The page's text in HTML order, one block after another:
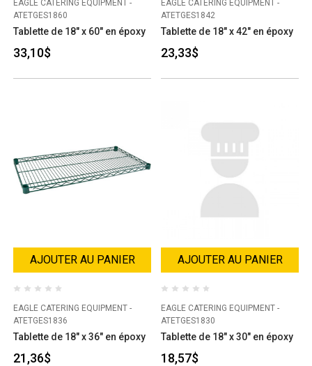
EAGLE CATERING EQUIPMENT -
ATETGES1860
Tablette de 18" x 60" en époxy
33,10$
EAGLE CATERING EQUIPMENT -
ATETGES1842
Tablette de 18" x 42" en époxy
23,33$
AJOUTER AU PANIER
EAGLE CATERING EQUIPMENT -
ATETGES1836
Tablette de 18" x 36" en époxy
21,36$
AJOUTER AU PANIER
EAGLE CATERING EQUIPMENT -
ATETGES1830
Tablette de 18" x 30" en époxy
18,57$